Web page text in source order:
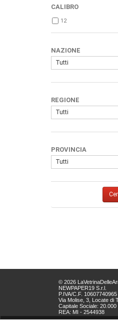
CALIBRO
12
NAZIONE
Tutti
REGIONE
Tutti
PROVINCIA
Tutti
© 2026
NEWPAPER19 S.r.l.
P.IVA/C.F. 10607740965
Via Molise, 3, Locate di
Capitale Sociale: 20.000
REA: MI - 2544938